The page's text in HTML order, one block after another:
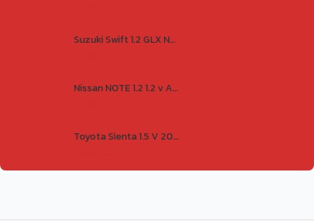
Suzuki Swift 1.2 GLX NAVI 2018
Nissan NOTE 1.2 1.2 v A/T 2018
Toyota Sienta 1.5 V 2018